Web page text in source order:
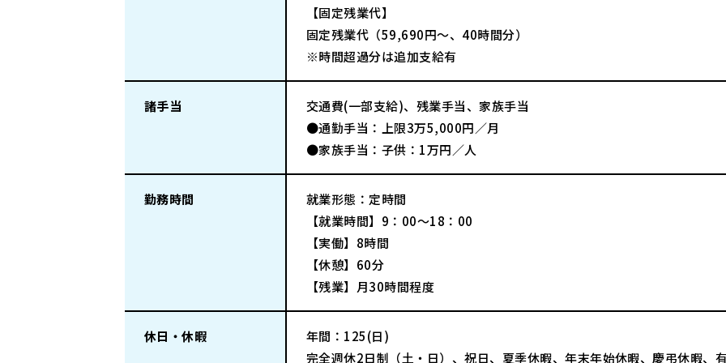
【固定残業代】
固定残業代（59,690円～、40時間分）
※時間超過分は追加支給有
諸手当
交通費(一部支給)、残業手当、家族手当
●通勤手当：上限3万5,000円／月
●家族手当：子供：1万円／人
勤務時間
就業形態：定時間
【就業時間】9：00～18：00
【実働】8時間
【休憩】60分
【残業】月30時間程度
休日・休暇
年間：125(日)
完全週休2日制（土・日）、祝日、夏季休暇、年末年始休暇、慶弔休暇、